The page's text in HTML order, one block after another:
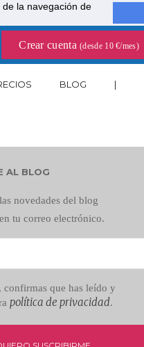
la navegación de
Crear cuenta(desde 10 €/mes)
BLOG |
AL BLOG
novedades del blog
tu correo electrónico.
confirmas que has leído y
política de privacidad.